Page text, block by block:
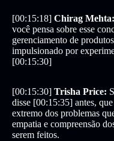
[00:15:18] Chirag Mehta:
você pensa sobre esse
gerenciamento de
impulsionado por
[00:15:30]
[00:15:30] Trisha Price:
disse [00:15:35] antes,
extremo dos problemas
empatia e compreensão
serem feitos.